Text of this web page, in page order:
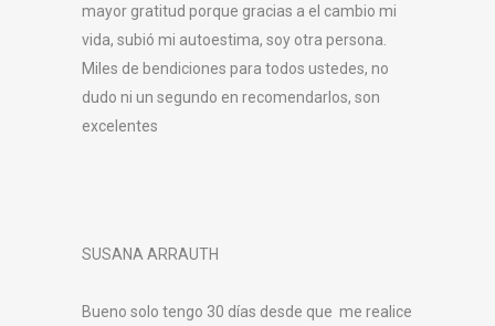
mayor gratitud porque gracias a el cambio mi
vida, subió mi autoestima, soy otra persona.
Miles de bendiciones para todos ustedes, no
dudo ni un segundo en recomendarlos, son
excelentes
SUSANA ARRAUTH
Bueno solo tengo 30 días desde que me realice